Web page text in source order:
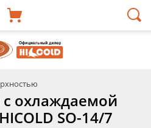
охлаждаемой
SO-14/7